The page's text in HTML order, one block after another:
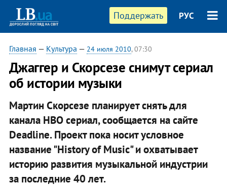
Поддержать РУС
Главная — Культура — 24 июля 2010, 07:30
Джаггер и Скорсезе снимут сериал
об истории музыки
Мартин Скорсезе планирует снять для
канала HBO сериал, сообщается на сайте
Deadline. Проект пока носит условное
название "History of Music" и охватывает
историю развития музыкальной индустрии
за последние 40 лет.